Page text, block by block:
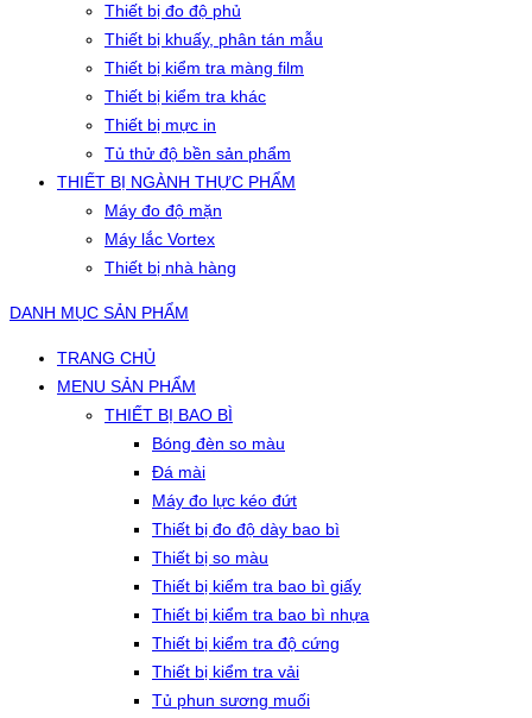
Thiết bị đo độ phủ
Thiết bị khuấy, phân tán mẫu
Thiết bị kiểm tra màng film
Thiết bị kiểm tra khác
Thiết bị mực in
Tủ thử độ bền sản phẩm
THIẾT BỊ NGÀNH THỰC PHẨM
Máy đo độ mặn
Máy lắc Vortex
Thiết bị nhà hàng
DANH MỤC SẢN PHẨM
TRANG CHỦ
MENU SẢN PHẨM
THIẾT BỊ BAO BÌ
Bóng đèn so màu
Đá mài
Máy đo lực kéo đứt
Thiết bị đo độ dày bao bì
Thiết bị so màu
Thiết bị kiểm tra bao bì giấy
Thiết bị kiểm tra bao bì nhựa
Thiết bị kiểm tra độ cứng
Thiết bị kiểm tra vải
Tủ phun sương muối